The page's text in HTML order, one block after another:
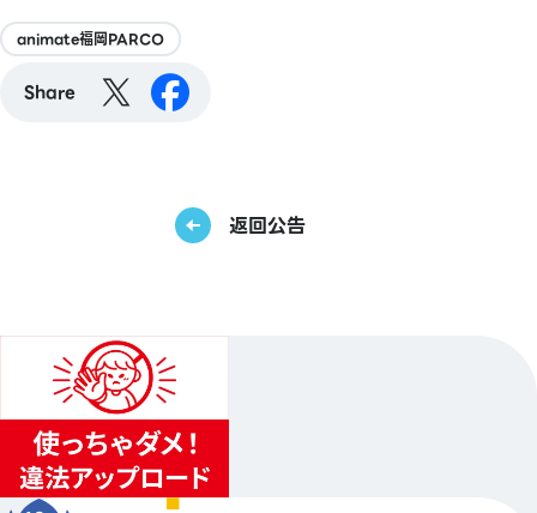
animate福岡PARCO
Share
返回公告